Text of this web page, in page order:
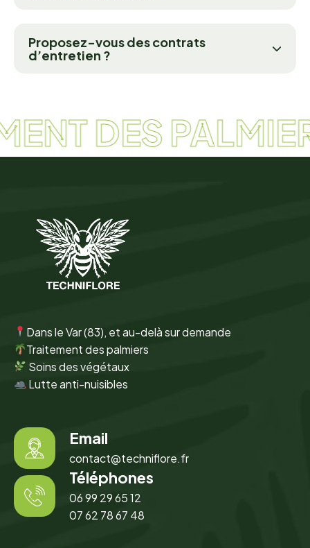
Proposez-vous des contrats
d’entretien ?
DES
Dans le Var (83), et au-delà sur demande
Traitement des palmiers
Soins des végétaux
Lutte anti-nuisibles
Email
contact@techniflore.fr
Téléphones
06 99 29 65 12
07 62 78 67 48